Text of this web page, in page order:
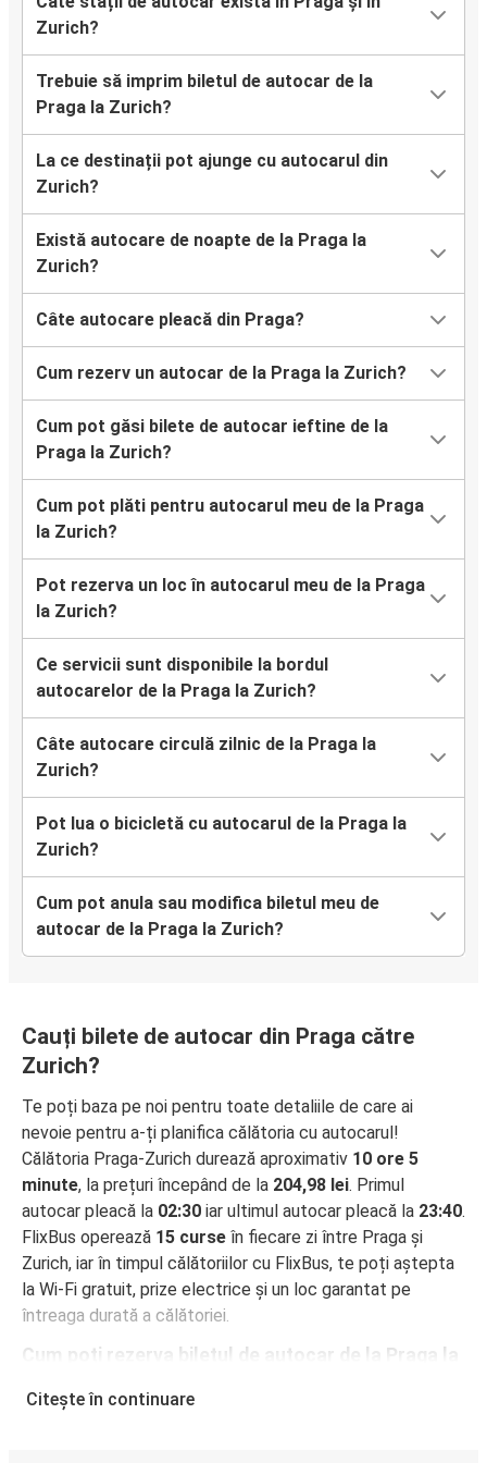
Zurich?
Trebuie să imprim biletul de autocar de la
Praga la Zurich?
La ce destinații pot ajunge cu autocarul din
Zurich?
Există autocare de noapte de la Praga la
Zurich?
Câte autocare pleacă din Praga?
Cum rezerv un autocar de la Praga la Zurich?
Cum pot găsi bilete de autocar ieftine de la
Praga la Zurich?
Cum pot plăti pentru autocarul meu de la Praga
la Zurich?
Pot rezerva un loc în autocarul meu de la Praga
la Zurich?
Ce servicii sunt disponibile la bordul
autocarelor de la Praga la Zurich?
Câte autocare circulă zilnic de la Praga la
Zurich?
Pot lua o bicicletă cu autocarul de la Praga la
Zurich?
Cum pot anula sau modifica biletul meu de
autocar de la Praga la Zurich?
Cauți bilete de autocar din Praga către
Zurich?
Te poți baza pe noi pentru toate detaliile de care ai
nevoie pentru a-ți planifica călătoria cu autocarul!
Călătoria Praga-Zurich durează aproximativ 10 ore 5
minute, la prețuri începând de la 204,98 lei. Primul
autocar pleacă la 02:30 iar ultimul autocar pleacă la 23:40.
FlixBus operează 15 curse în fiecare zi între Praga și
Zurich, iar în timpul călătoriilor cu FlixBus, te poți aștepta
la Wi-Fi gratuit, prize electrice și un loc garantat pe
întreaga durată a călătoriei.
Cum poți rezerva biletul de autocar de la Praga la
Citește în continuare